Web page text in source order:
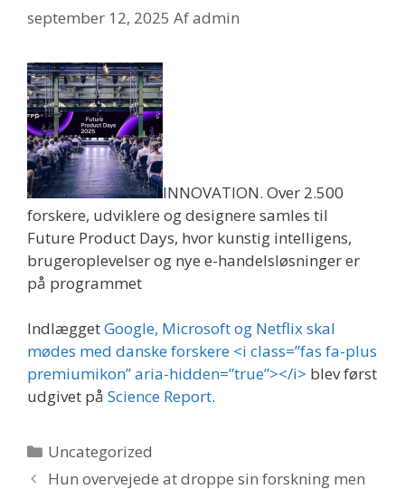
september 12, 2025 Afadmin
INNOVATION. Over 2.500
forskere, udviklere og designere samles til
Future Product Days, hvor kunstig intelligens,
brugeroplevelser og nye e-handelsløsninger er
på programmet
IndlæggetGoogle, Microsoft og Netflix skal
mødes med danske forskere <i class=”fas fa-plus
premiumikon” aria-hidden=”true”></i> blev først
udgivet på Science Report.
Kategorier
Uncategorized
Hun overvejede at droppe sin forskning men